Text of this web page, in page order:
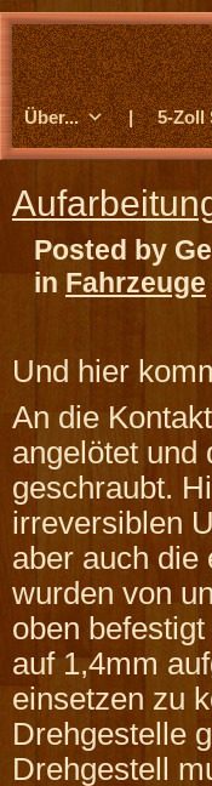
Über... | 5-Zoll
Posted by
in Fahrzeuge
Und hier
An die
angelötet und
geschraubt.
irreversiblen
aber auch die
wurden von
oben
auf 1,4mm
einsetzen zu
Drehgestelle
Drehgestell